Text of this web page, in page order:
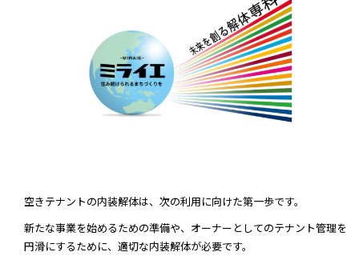
空きテナントの内装解体は、次の利用に向けた第一歩です。
新たな事業を始めるための準備や、オーナーとしてのテナント管理を
円滑にするために、適切な内装解体が必要です。